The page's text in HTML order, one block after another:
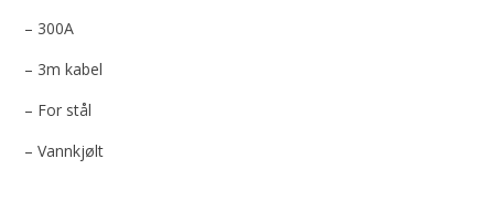
– 300A
– 3m kabel
– For stål
– Vannkjølt